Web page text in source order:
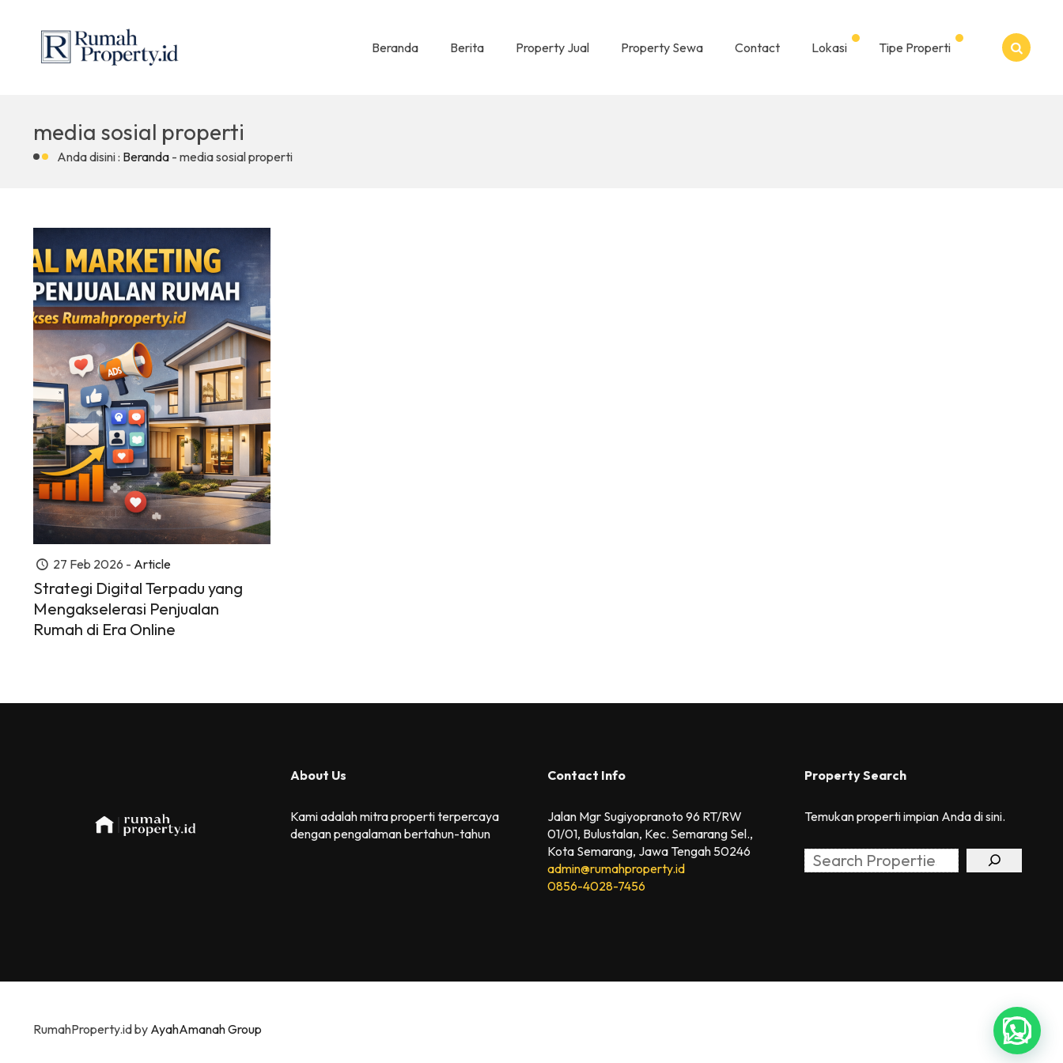
Beranda Berita Property Jual Property Sewa Contact Lokasi Tipe Properti
media sosial properti
Anda disini : Beranda - media sosial properti
27 Feb 2026 - Article
Strategi Digital Terpadu yang
Mengakselerasi Penjualan
Rumah di Era Online
About Us
Kami adalah mitra properti terpercaya
dengan pengalaman bertahun-tahun
Contact Info
Jalan Mgr Sugiyopranoto 96 RT/RW
01/01, Bulustalan, Kec. Semarang Sel.,
Kota Semarang, Jawa Tengah 50246
admin@rumahproperty.id
0856-4028-7456
Property Search
Temukan properti impian Anda di sini.
Search
RumahProperty.id by AyahAmanah Group